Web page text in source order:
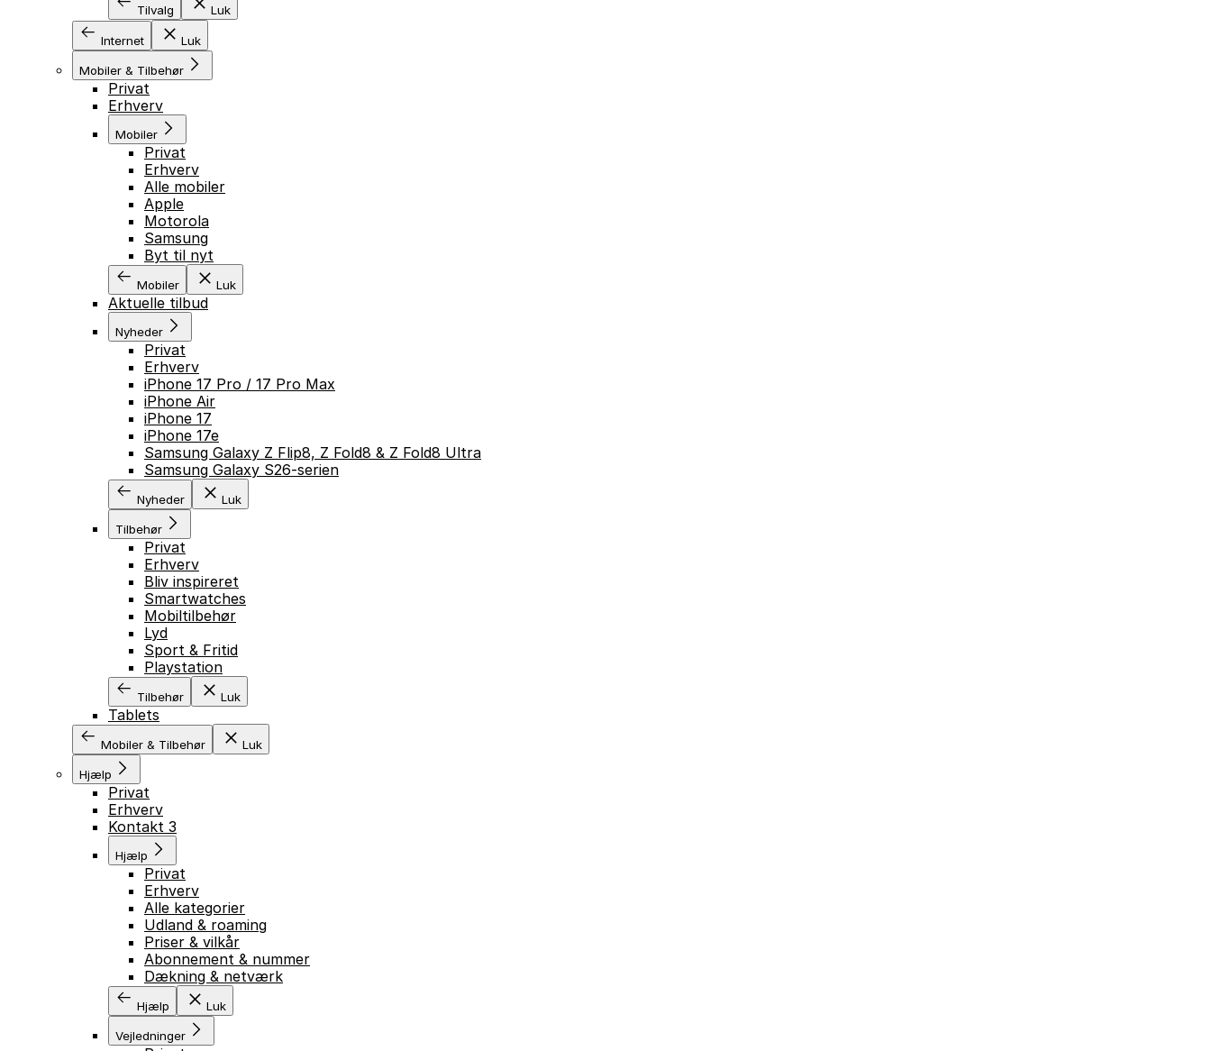
Tilvalg Luk
Internet Luk
Mobiler & Tilbehør
Privat
Erhverv
Mobiler
Privat
Erhverv
Alle mobiler
Apple
Motorola
Samsung
Byt til nyt
Mobiler Luk
Aktuelle tilbud
Nyheder
Privat
Erhverv
iPhone 17 Pro / 17 Pro Max
iPhone Air
iPhone 17
iPhone 17e
Samsung Galaxy Z Flip8, Z Fold8 & Z Fold8 Ultra
Samsung Galaxy S26-serien
Nyheder Luk
Tilbehør
Privat
Erhverv
Bliv inspireret
Smartwatches
Mobiltilbehør
Lyd
Sport & Fritid
Playstation
Tilbehør Luk
Tablets
Mobiler & Tilbehør Luk
Hjælp
Privat
Erhverv
Kontakt 3
Hjælp
Privat
Erhverv
Alle kategorier
Udland & roaming
Priser & vilkår
Abonnement & nummer
Dækning & netværk
Hjælp Luk
Vejledninger